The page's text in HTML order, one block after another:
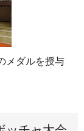
メダルを授与